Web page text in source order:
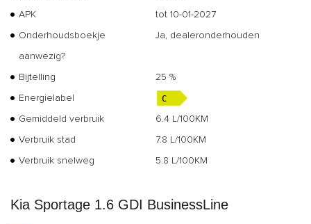
APK
tot 10-01-2027
Onderhoudsboekje
aanwezig?
Ja, dealeronderhouden
Bijtelling
25 %
Energielabel
Gemiddeld verbruik
6.4 L/100KM
Verbruik stad
7.8 L/100KM
Verbruik snelweg
5.8 L/100KM
Kia Sportage 1.6 GDI BusinessLine